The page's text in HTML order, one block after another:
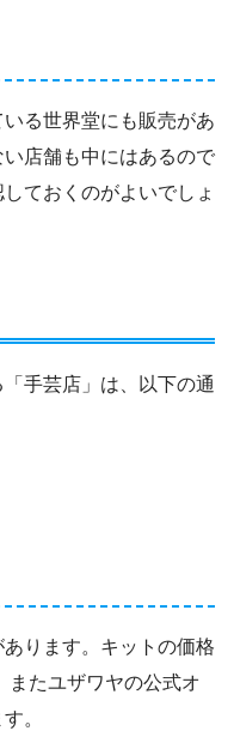
る世界堂にも販売があ
店舗も中にはあるので
ておくのがよいでしょ
手芸店」は、以下の通
ります。キットの価格
またユザワヤの公式オ
。